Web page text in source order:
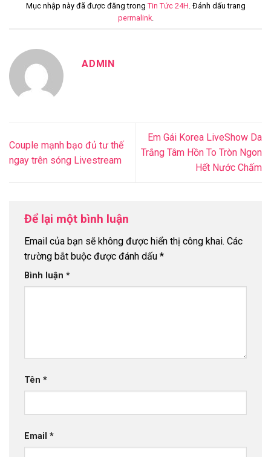
Mục nhập này đã được đăng trong Tin Tức 24H . Đánh dấu trang
permalink.
ADMIN
Couple mạnh bạo đủ tư thế
ngay trên sóng Livestream
Em Gái Korea LiveShow Da
Trắng Tâm Hồn To Tròn Ngon
Hết Nước Chấm
Để lại một bình luận
Email của bạn sẽ không được hiển thị công khai. Các
trường bắt buộc được đánh dấu *
Bình luận *
Tên *
Email *